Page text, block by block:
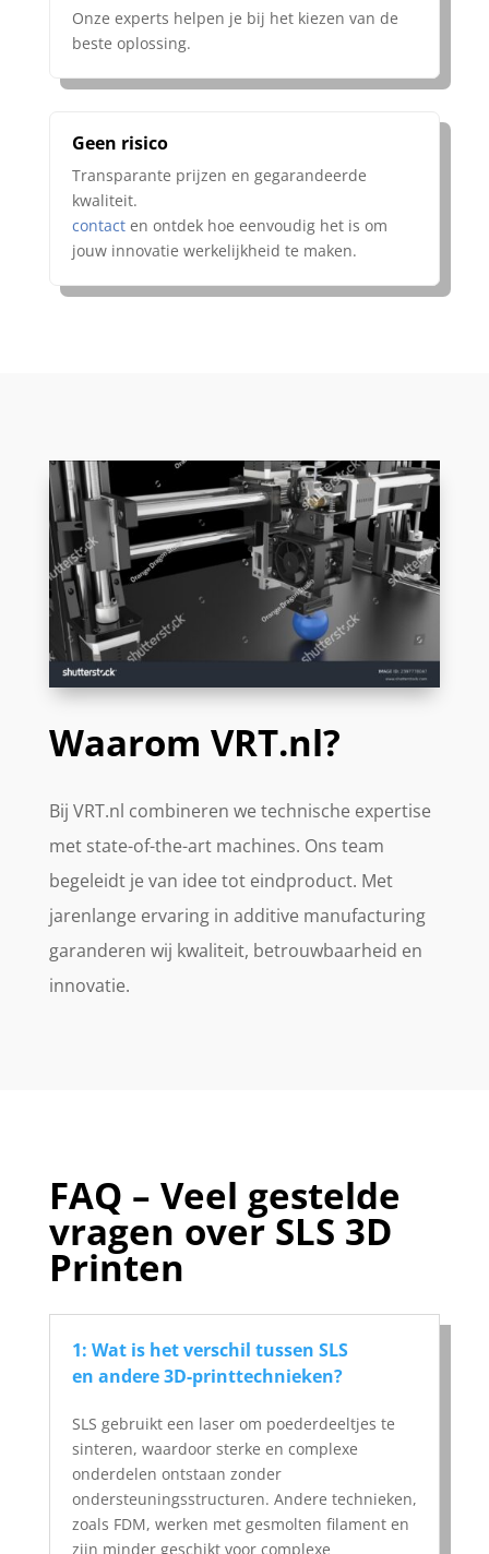
Onze experts helpen je bij het kiezen van de
beste oplossing.
Geen risico
Transparante prijzen en gegarandeerde
kwaliteit.
contacten ontdek hoe eenvoudig het is om
jouw innovatie werkelijkheid te maken.
Waarom VRT.nl?
Bij VRT.nl combineren we technische expertise
met state-of-the-art machines. Ons team
begeleidt je van idee tot eindproduct. Met
jarenlange ervaring in additive manufacturing
garanderen wij kwaliteit, betrouwbaarheid en
innovatie.
FAQ – Veel gestelde
vragen over SLS 3D
Printen
1: Wat is het verschil tussen SLS
en andere 3D-printtechnieken?
SLS gebruikt een laser om poederdeeltjes te
sinteren, waardoor sterke en complexe
onderdelen ontstaan zonder
ondersteuningsstructuren. Andere technieken,
zoals FDM, werken met gesmolten filament en
zijn minder geschikt voor complexe